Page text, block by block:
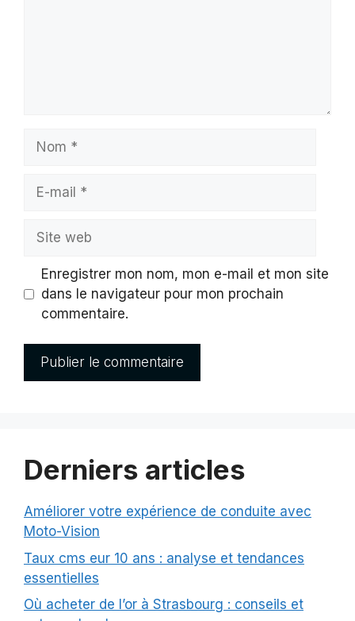
mail
web
Enregistrer mon nom, mon e-mail et mon site
dans le navigateur pour mon prochain
commentaire.
Derniers articles
Améliorer votre expérience de conduite avec
Moto-Vision
Taux cms eur 10 ans : analyse et tendances
essentielles
Où acheter de l’or à Strasbourg : conseils et